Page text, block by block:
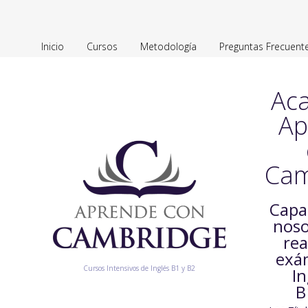
Inicio Cursos Metodología Preguntas
Cursos Intensivos de Inglés B1 y B2